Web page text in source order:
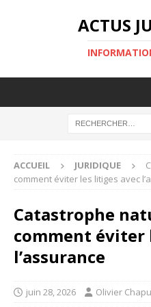
ACTUS
ACCUEIL JURIDIQUE
comment éviter les litiges avec
Catastrophe
comment éviter
l’assurance
juin 28, 2026 Olivier